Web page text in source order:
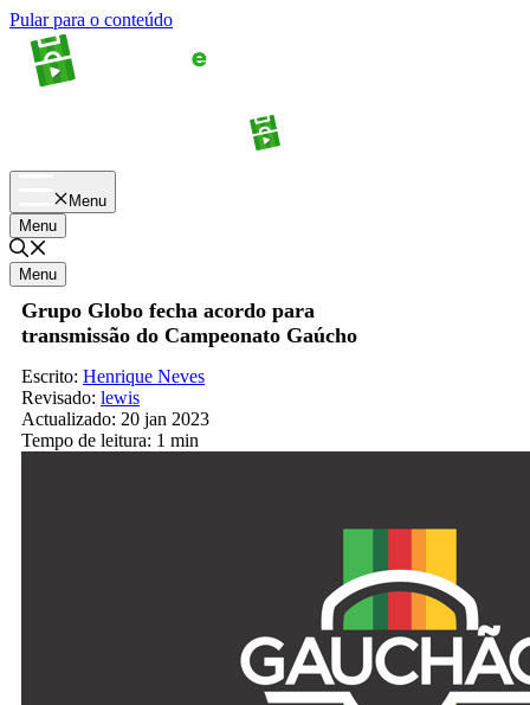
Pular para o conteúdo
Menu
Menu
Menu
Grupo Globo fecha acordo para
transmissão do Campeonato Gaúcho
Escrito: Henrique Neves
Revisado: lewis
Actualizado: 20 jan 2023
Tempo de leitura: 1 min